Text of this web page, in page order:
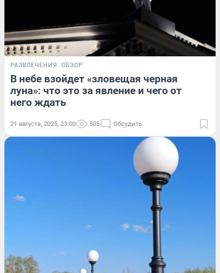
РАЗВЛЕЧЕНИЯ ОБЗОР
В небе взойдет «зловещая черная
луна»: что это за явление и чего от
него ждать
21 августа, 2025, 23:00 505 Обсудить